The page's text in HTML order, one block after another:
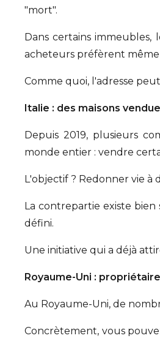
"mort".
Dans certains immeubles,
acheteurs préfèrent
Comme quoi, l'adresse
Italie : des maisons
Depuis 2019, plusieurs
monde entier : vendre
L'objectif ? Redonner vie à
La contrepartie existe
défini.
Une initiative qui a déjà
Royaume-Uni :
Au Royaume-Uni, de
Concrètement, vous